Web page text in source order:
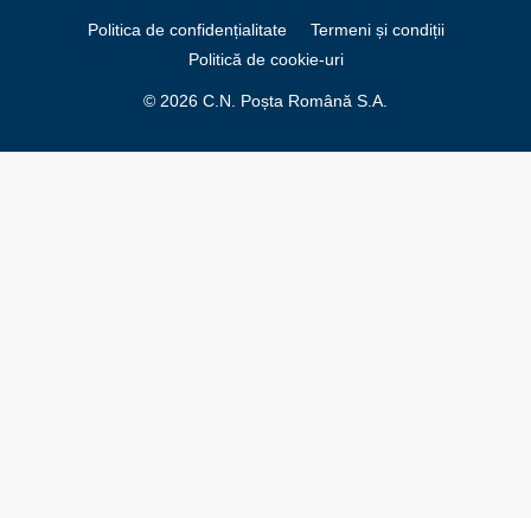
Politica de confidențialitate
Termeni și condiții
Politică de cookie-uri
© 2026 C.N. Poșta Română S.A.